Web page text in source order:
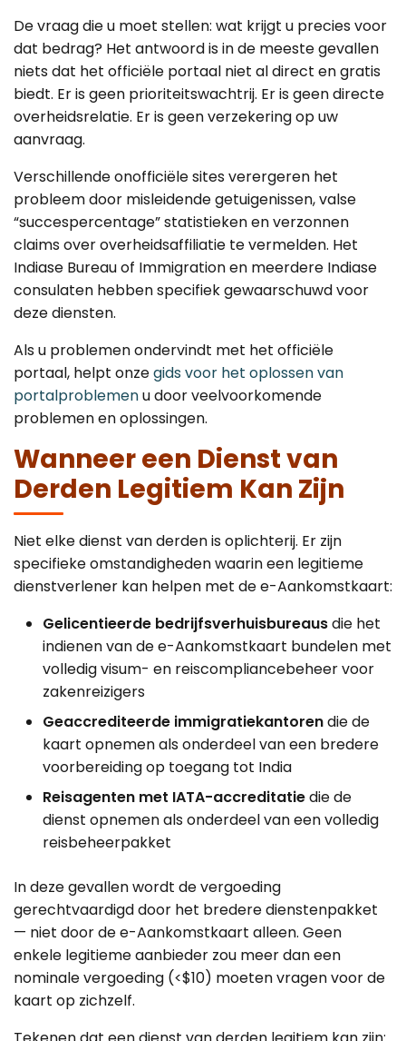
De vraag die u moet stellen: wat krijgt u precies voor
dat bedrag? Het antwoord is in de meeste gevallen
niets dat het officiële portaal niet al direct en gratis
biedt. Er is geen prioriteitswachtrij. Er is geen directe
overheidsrelatie. Er is geen verzekering op uw
aanvraag.
Verschillende onofficiële sites verergeren het
probleem door misleidende getuigenissen, valse
“succespercentage” statistieken en verzonnen
claims over overheidsaffiliatie te vermelden. Het
Indiase Bureau of Immigration en meerdere Indiase
consulaten hebben specifiek gewaarschuwd voor
deze diensten.
Als u problemen ondervindt met het officiële
portaal, helpt onzegids voor het oplossen van
portalproblemenu door veelvoorkomende
problemen en oplossingen.
Wanneer een Dienst van
Derden Legitiem Kan Zijn
Niet elke dienst van derden is oplichterij. Er zijn
specifieke omstandigheden waarin een legitieme
dienstverlener kan helpen met de e-Aankomstkaart:
Gelicentieerde bedrijfsverhuisbureausdie het
indienen van de e-Aankomstkaart bundelen met
volledig visum- en reiscompliancebeheer voor
zakenreizigers
Geaccrediteerde immigratiekantorendie de
kaart opnemen als onderdeel van een bredere
voorbereiding op toegang tot India
Reisagenten met IATA-accreditatiedie de
dienst opnemen als onderdeel van een volledig
reisbeheerpakket
In deze gevallen wordt de vergoeding
gerechtvaardigd door het bredere dienstenpakket
— niet door de e-Aankomstkaart alleen. Geen
enkele legitieme aanbieder zou meer dan een
nominale vergoeding (<$10) moeten vragen voor de
kaart op zichzelf.